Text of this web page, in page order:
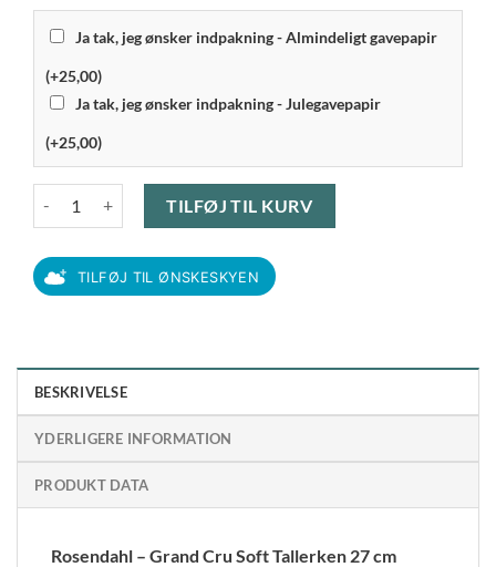
Ja tak, jeg ønsker indpakning - Almindeligt gavepapir
(+25,00)
Ja tak, jeg ønsker indpakning - Julegavepapir
(+25,00)
TILFØJ TIL KURV
TILFØJ TIL ØNSKESKYEN
BESKRIVELSE
YDERLIGERE INFORMATION
PRODUKT DATA
Rosendahl – Grand Cru Soft Tallerken 27 cm